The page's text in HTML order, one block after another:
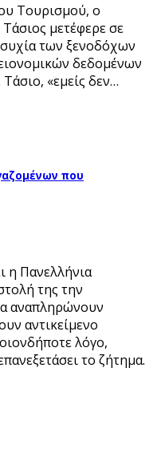
Τουρισμού, ο
μετέφερε σε
των ξενοδόχων
δεδομένων
«εμείς δεν…
που
η Πανελλήνια
της την
αναπληρώνουν
αντικείμενο
λόγο,
το ζήτημα.